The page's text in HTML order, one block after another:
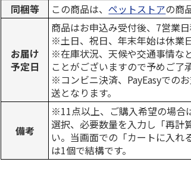
同梱等
この商品は、ペットストアの商
お届け
予定日
商品はお申込み受付後、7営業日
※土日、祝日、年末年始は休業
※在庫状況、天候や交通事情な
ことがございますので予めご了
※コンビニ決済、PayEasyでの
送となります。
備考
※11点以上、ご購入希望の場合
選択、必要数量を入力し「再計
い。当画面での「カートに入れ
は1個で結構です。